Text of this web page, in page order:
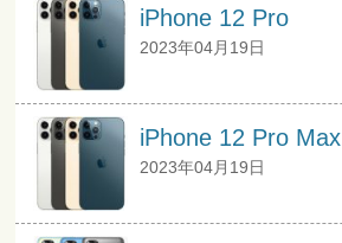
iPhone 12 Pro
2023年04月19日
iPhone 12 Pro Max
2023年04月19日